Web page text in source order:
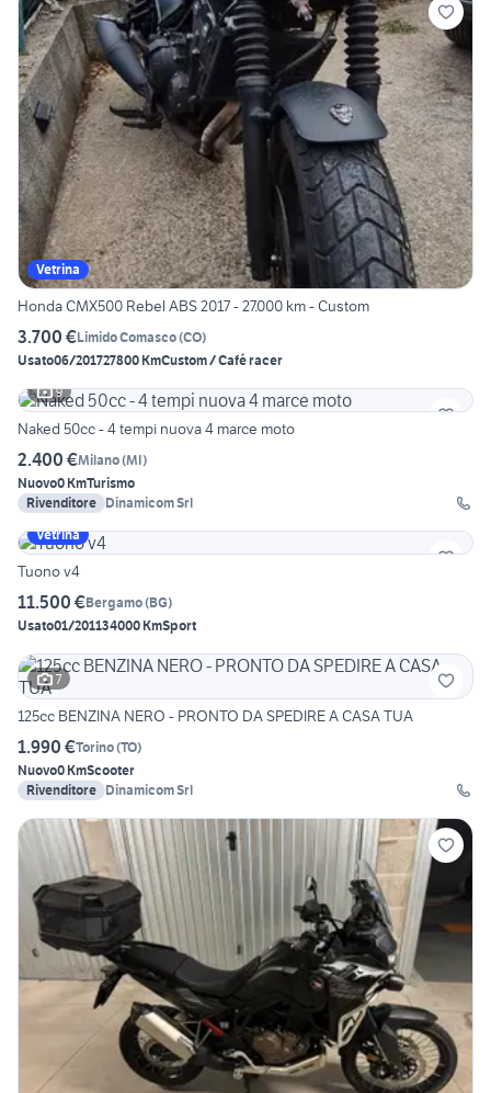
Vetrina
Honda CMX500 Rebel ABS 2017 - 27.000 km - Custom
3.700 €Limido Comasco(CO)
Usato06/201727800 KmCustom / Café racer
9
Naked 50cc - 4 tempi nuova 4 marce moto
2.400 €Milano(MI)
Nuovo0 KmTurismo
Rivenditore Dinamicom Srl
Vetrina
Tuono v4
11.500 €Bergamo(BG)
Usato01/201134000 KmSport
7
125cc BENZINA NERO - PRONTO DA SPEDIRE A CASA TUA
1.990 €Torino(TO)
Nuovo0 KmScooter
Rivenditore Dinamicom Srl